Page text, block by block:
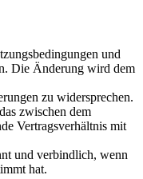
und
Die Änderung wird dem
zu widersprechen.
zwischen dem
Vertragsverhältnis mit
und verbindlich, wenn
hat.